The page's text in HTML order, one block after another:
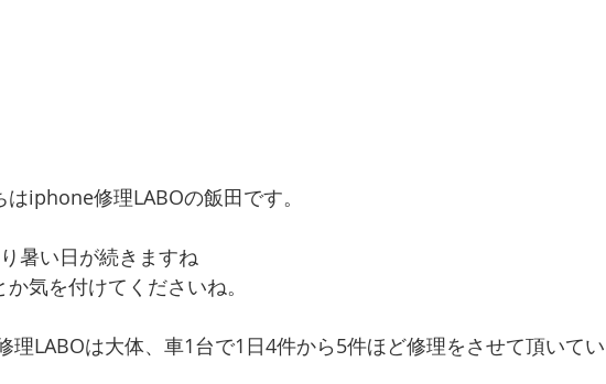
はiphone修理LABOの飯田です。
暑い日が続きますね
気を付けてくださいね。
理LABOは大体、車1台で1日4件から5件ほど修理をさせて頂いて